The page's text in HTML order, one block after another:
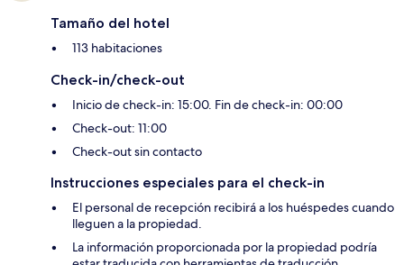
Tamaño del hotel
113 habitaciones
Check-in/check-out
Inicio de check-in: 15:00. Fin de check-in: 00:00
Check-out: 11:00
Check-out sin contacto
Instrucciones especiales para el check-in
El personal de recepción recibirá a los huéspedes cuando
lleguen a la propiedad.
La información proporcionada por la propiedad podría